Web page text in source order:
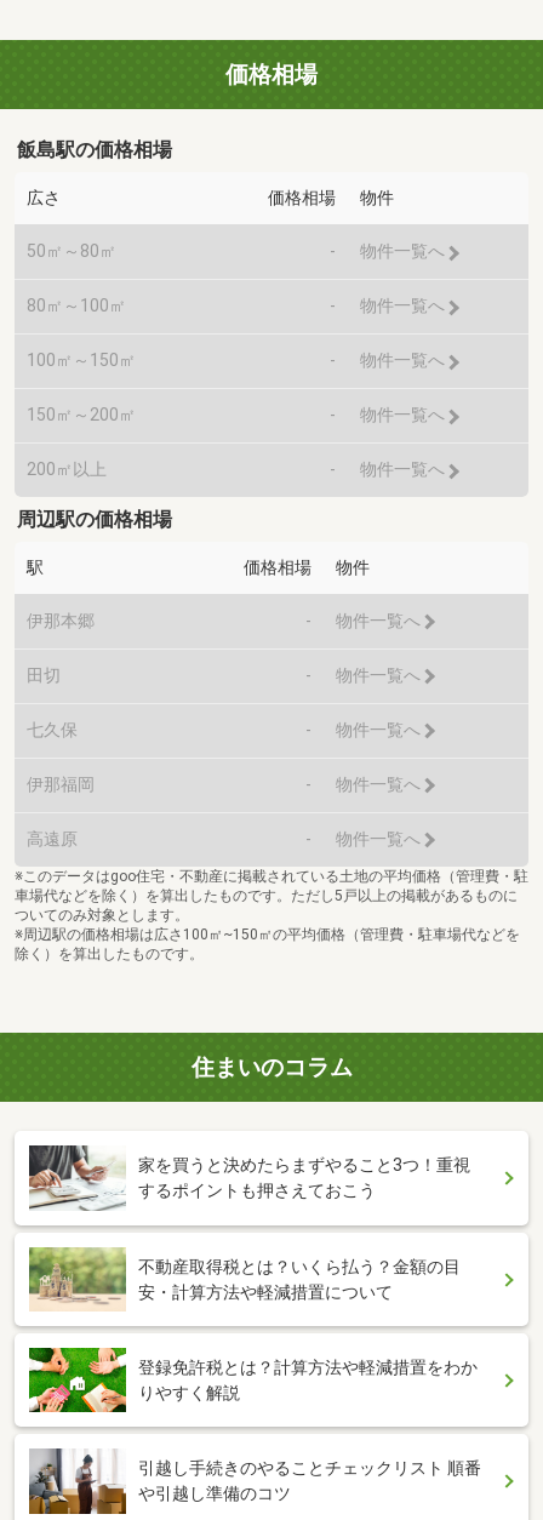
価格相場
飯島駅の価格相場
広さ 価格相場 物件
50㎡～80㎡ - 物件一覧へ
80㎡～100㎡ - 物件一覧へ
100㎡～150㎡ - 物件一覧へ
150㎡～200㎡ - 物件一覧へ
200㎡以上 - 物件一覧へ
周辺駅の価格相場
駅 価格相場 物件
伊那本郷 - 物件一覧へ
田切 - 物件一覧へ
七久保 - 物件一覧へ
伊那福岡 - 物件一覧へ
高遠原 - 物件一覧へ
※このデータはgoo住宅・不動産に掲載されている土地の平均価格（管理費・駐
車場代などを除く）を算出したものです。ただし5戸以上の掲載があるものに
ついてのみ対象とします。
※周辺駅の価格相場は広さ100㎡~150㎡の平均価格（管理費・駐車場代などを
除く）を算出したものです。
住まいのコラム
家を買うと決めたらまずやること3つ！重視
するポイントも押さえておこう
不動産取得税とは？いくら払う？金額の目
安・計算方法や軽減措置について
登録免許税とは？計算方法や軽減措置をわか
りやすく解説
引越し手続きのやることチェックリスト 順番
や引越し準備のコツ